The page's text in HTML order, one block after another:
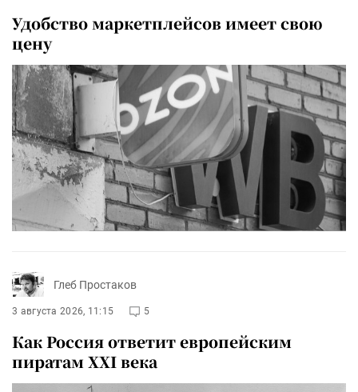
Удобство маркетплейсов имеет свою
цену
Глеб Простаков
3 августа 2026, 11:15 5
Как Россия ответит европейским
пиратам XXI века